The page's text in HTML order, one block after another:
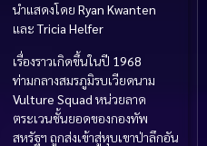
นำแสดงโดย Ryan Kwanten
และTricia Helfer
เรื่องราวเกิดขึ้นในปี 1968
ท่ามกลางสมรภูมิรบเวียดนาม
Vulture Squad หน่วยลาด
ตระเวนชั้นยอดของกองทัพ
สหรัฐฯ ถูกส่งเข้าสู่หุบเขาป่าลึกอัน